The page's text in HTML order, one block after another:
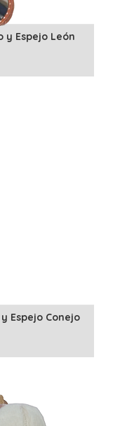
y Espejo León
Espejo Conejo